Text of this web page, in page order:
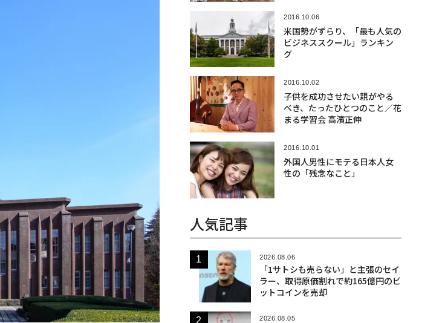
2016.10.06
米国勢がずらり、「最も人気の
ビジネススクール」ランキン
グ
2016.10.02
子供を成功させたい親がやる
べき、たったひとつのこと／花
まる学習会 高濱正伸
2016.10.01
外国人男性にモテる日本人女
性の「残念なこと」
人気記事
2026.08.06
「1サトシも売らない」と主張のセイ
ラー、取得原価割れで約165億円のビ
ットコインを売却
2026.08.05